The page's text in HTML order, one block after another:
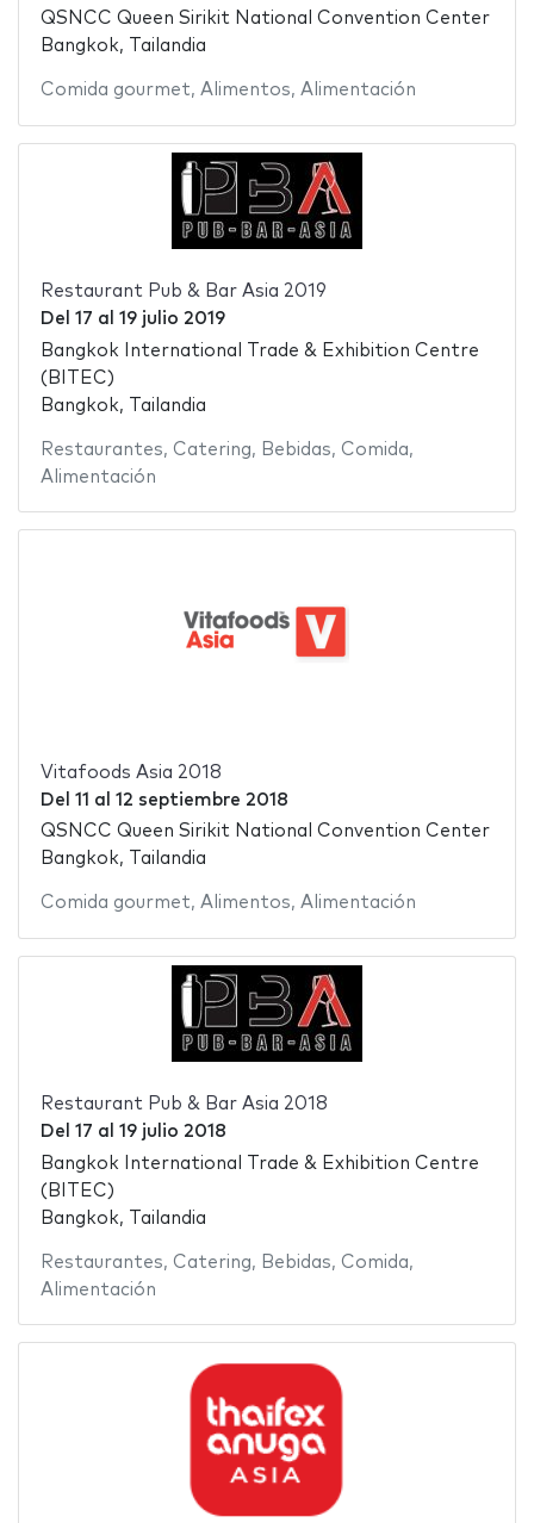
QSNCC Queen Sirikit National Convention Center
Bangkok, Tailandia
Comida gourmet, Alimentos, Alimentación
Restaurant Pub & Bar Asia 2019
Del 17 al 19 julio 2019
Bangkok International Trade & Exhibition Centre
(BITEC)
Bangkok, Tailandia
Restaurantes, Catering, Bebidas, Comida,
Alimentación
Vitafoods Asia 2018
Del 11 al 12 septiembre 2018
QSNCC Queen Sirikit National Convention Center
Bangkok, Tailandia
Comida gourmet, Alimentos, Alimentación
Restaurant Pub & Bar Asia 2018
Del 17 al 19 julio 2018
Bangkok International Trade & Exhibition Centre
(BITEC)
Bangkok, Tailandia
Restaurantes, Catering, Bebidas, Comida,
Alimentación